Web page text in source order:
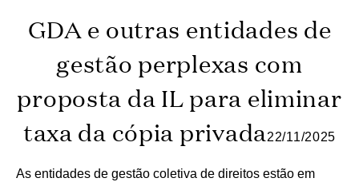
GDA e outras entidades de
gestão perplexas com
proposta da IL para eliminar
taxa da cópia privada22/11/2025
As entidades de gestão coletiva de direitos estão em